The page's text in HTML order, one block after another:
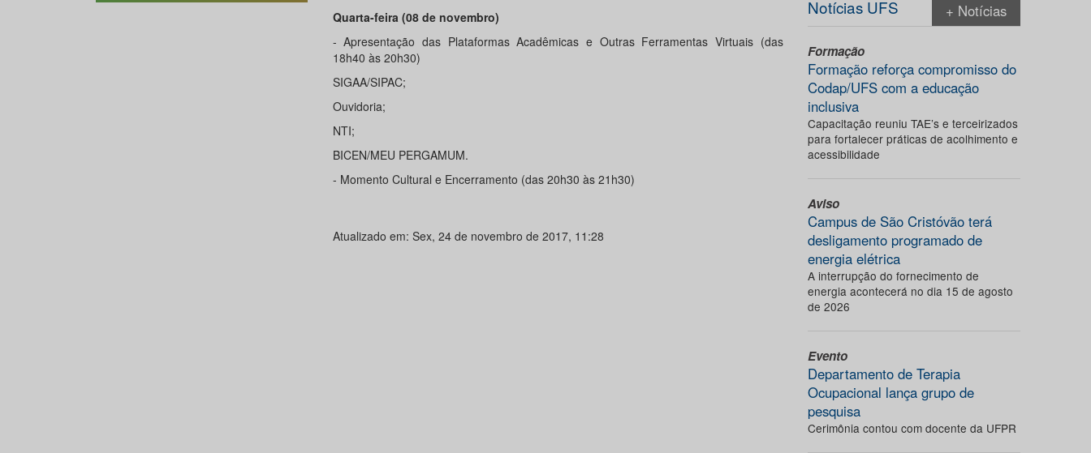
Quarta-feira (08 de novembro)
- Apresentação das Plataformas Acadêmicas e Outras Ferramentas Virtuais (das
18h40 às 20h30)​
SIGAA/SIPAC;
Ouvidoria;
NTI;
BICEN/MEU PERGAMUM.
- Momento Cultural e Encerramento (das 20h30 às 21h30)
Atualizado em: Sex, 24 de novembro de 2017, 11:28
Notícias UFS + Notícias
Formação
Formação reforça compromisso do
Codap/UFS com a educação
inclusiva
Capacitação reuniu TAE’s e terceirizados
para fortalecer práticas de acolhimento e
acessibilidade
Aviso
Campus de São Cristóvão terá
desligamento programado de
energia elétrica
A interrupção do fornecimento de
energia acontecerá no dia 15 de agosto
de 2026
Evento
Departamento de Terapia
Ocupacional lança grupo de
pesquisa
Cerimônia contou com docente da UFPR